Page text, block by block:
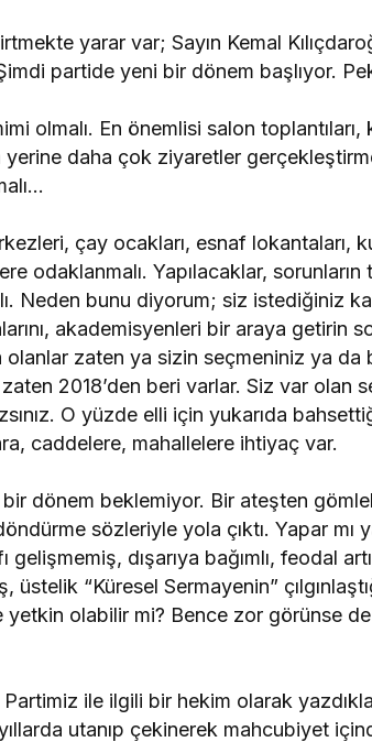
yarar var; Sayın Kemal
partide yeni bir dönem başlıyor.
olmalı. En önemlisi salon
yerine daha çok ziyaretler
çay ocakları, esnaf lokantaları,
odaklanmalı. Yapılacaklar,
Neden bunu diyorum; siz istediğiniz
akademisyenleri bir araya getirin
olanlar zaten ya sizin seçmeniniz ya
2018’den beri varlar. Siz var olan
O yüzde elli için yukarıda
caddelere, mahallelere ihtiyaç var.
dönem beklemiyor. Bir ateşten
sözleriyle yola çıktı. Yapar mı
gelişmemiş, dışarıya bağımlı, feodal
üstelik “Küresel Sermayenin”
olabilir mi? Bence zor görünse
ile ilgili bir hekim olarak
utanıp çekinerek mahcubiyet